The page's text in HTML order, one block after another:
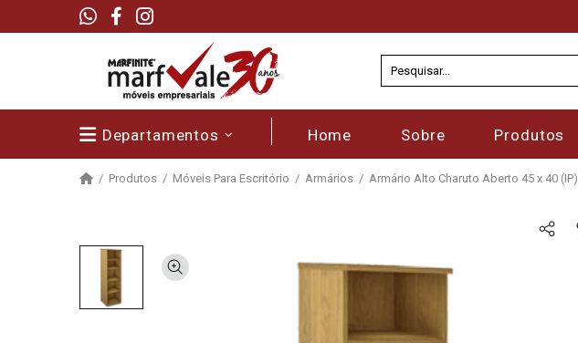
Departamentos Home Sobre Produtos
Produtos Móveis Para Escritório Armários Armário Alto Charuto Aberto 45 x 40 (IP)